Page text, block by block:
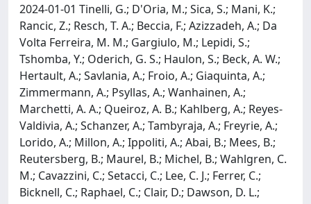
2024-01-01 Tinelli, G.; D'Oria, M.; Sica, S.; Mani, K.;
Rancic, Z.; Resch, T. A.; Beccia, F.; Azizzadeh, A.; Da
Volta Ferreira, M. M.; Gargiulo, M.; Lepidi, S.;
Tshomba, Y.; Oderich, G. S.; Haulon, S.; Beck, A. W.;
Hertault, A.; Savlania, A.; Froio, A.; Giaquinta, A.;
Zimmermann, A.; Psyllas, A.; Wanhainen, A.;
Marchetti, A. A.; Queiroz, A. B.; Kahlberg, A.; Reyes-
Valdivia, A.; Schanzer, A.; Tambyraja, A.; Freyrie, A.;
Lorido, A.; Millon, A.; Ippoliti, A.; Abai, B.; Mees, B.;
Reutersberg, B.; Maurel, B.; Michel, B.; Wahlgren, C.
M.; Cavazzini, C.; Setacci, C.; Lee, C. J.; Ferrer, C.;
Bicknell, C.; Raphael, C.; Clair, D.; Dawson, D. L.;